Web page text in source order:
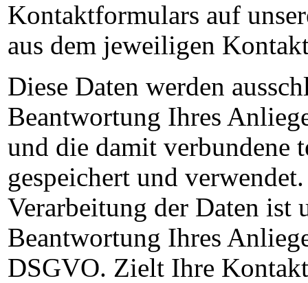
Kontaktformulars auf
aus dem jeweiligen
Diese Daten werden
Beantwortung Ihres
und die damit verbundene
gespeichert und
Verarbeitung der Daten ist
Beantwortung Ihres
DSGVO. Zielt Ihre